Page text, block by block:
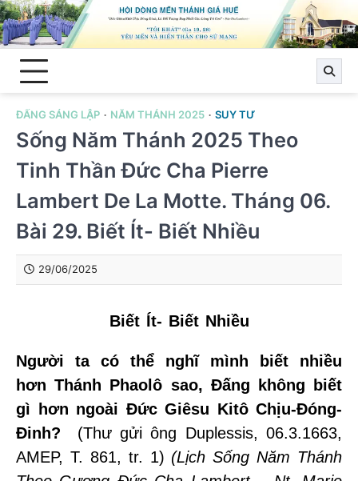
Skip
to
content
ĐẤNG SÁNG LẬP NĂM THÁNH 2025 SUY TƯ
Sống Năm Thánh 2025 Theo
Tinh Thần Đức Cha Pierre
Lambert De La Motte. Tháng 06.
Bài 29. Biết Ít- Biết Nhiều
29/06/2025
Biết Ít- Biết Nhiều
Người ta có thể nghĩ mình biết nhiều
hơn Thánh Phaolô sao, Đấng không biết
gì hơn ngoài Đức Giêsu Kitô Chịu-Đóng-
Đinh? (Thư gửi ông Duplessis, 06.3.1663,
AMEP, T. 861, tr. 1) (Lịch Sống Năm Thánh